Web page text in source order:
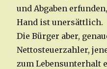
und Abgaben
Hand ist unersättlich.
Die Bürger aber,
Nettosteuerzahler,
zum Lebensunterhalt